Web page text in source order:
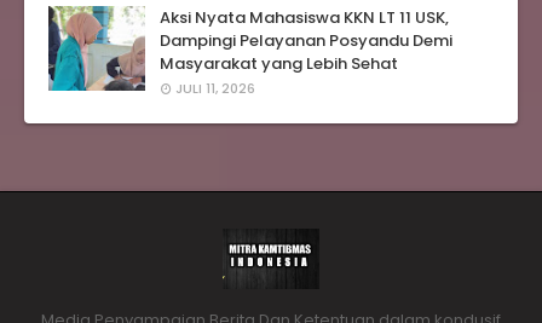
Aksi Nyata Mahasiswa KKN LT 11 USK,
Dampingi Pelayanan Posyandu Demi
Masyarakat yang Lebih Sehat
JULI 11, 2026